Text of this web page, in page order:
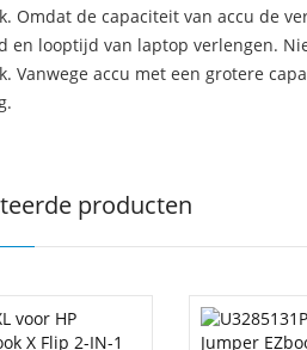
Omdat de capaciteit van accu de
en looptijd van laptop verlengen.
Vanwege accu met een grotere
producten